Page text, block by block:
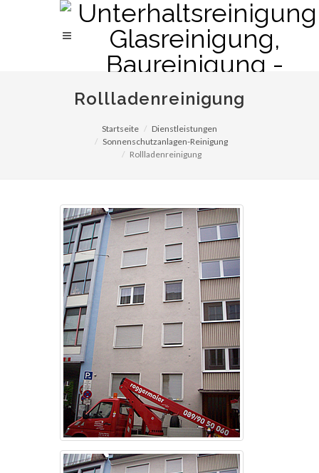
Rollladenreinigung
Startseite
Dienstleistungen
Sonnenschutzanlagen-Reinigung
Rollladenreinigung